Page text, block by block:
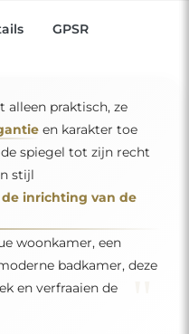
niet hebt gevonden of
neem dan telefonisch
De grootste spiegels
cm
200 cm
bestelling. Wij
samen met het